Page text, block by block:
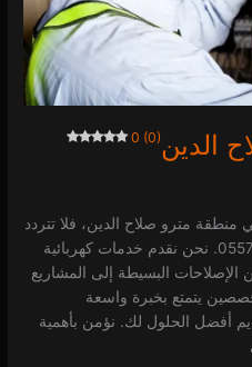
الدين0 (0)
مترو صلاح الدين، فلا تتردد
في الاتصال بنا على الرقم 0557714476. نحن نقدم خدمات كهربائية
الإصلاحات البسيطة إلى المشاريع
يتمتع بخبرة واسعة
أفضل الحلول لك. نؤمن بأهمية